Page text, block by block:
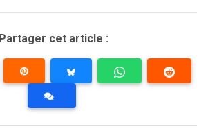
Partager cet article :